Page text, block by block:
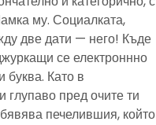
му. Социалката,
две дати — него! Къде
се електроннно
буква. Като в
глупаво пред очите ти
печелившия, който